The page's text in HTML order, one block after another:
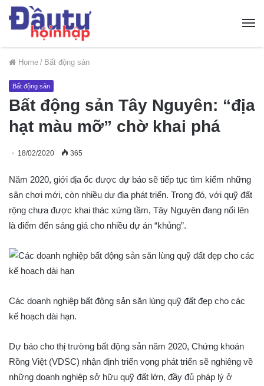
Home / Bất động sản
Bất động sản
Bất động sản Tây Nguyên: “địa
hạt màu mỡ” chờ khai phá
18/02/2020 365
Năm 2020, giới địa ốc được dự báo sẽ tiếp tục tìm kiếm những
sân chơi mới, còn nhiều dư địa phát triển. Trong đó, với quỹ đất
rộng chưa được khai thác xứng tầm, Tây Nguyên đang nổi lên
là điểm đến sáng giá cho nhiều dự án “khủng”.
Các doanh nghiệp bất động sản săn lùng quỹ đất đẹp cho các
kế hoạch dài hạn.
Dự báo cho thị trường bất động sản năm 2020, Chứng khoán
Rồng Việt (VDSC) nhận định triển vọng phát triển sẽ nghiêng về
những doanh nghiệp sở hữu quỹ đất lớn, đầy đủ pháp lý ở